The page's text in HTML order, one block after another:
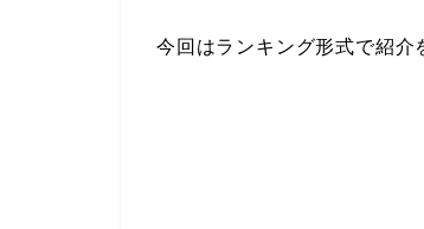
今回はランキング形式で紹介